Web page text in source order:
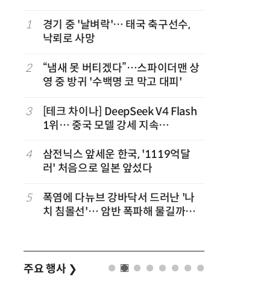
1
경기 중 '날벼락'… 태국 축구선수,
낙뢰로 사망
2
“냄새 못 버티겠다”…스파이더맨 상
영 중 방귀 '수백명 코 막고 대피'
3
[테크 차이나] DeepSeek V4 Flash
1위… 중국 모델 강세 지속
순위)
4
삼전닉스 앞세운 한국, '1119억달
러' 처음으로 일본 앞섰다
5
폭염에 다뉴브 강바닥서 드러난 '나
치 침몰선'… 암반 폭파해 물길까지
주요 행사 ❯